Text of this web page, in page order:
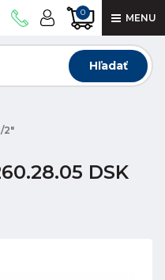
0 MENU
Hľadať
2"
DSK